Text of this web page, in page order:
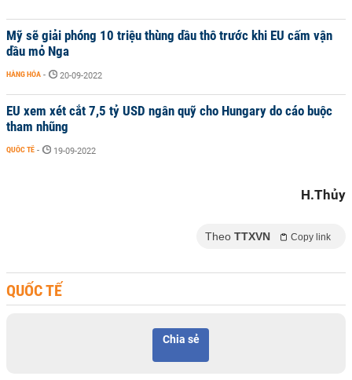
Mỹ sẽ giải phóng 10 triệu thùng dầu thô trước khi EU cấm vận
dầu mỏ Nga
HÀNG HÓA - 20-09-2022
EU xem xét cắt 7,5 tỷ USD ngân quỹ cho Hungary do cáo buộc
tham nhũng
QUỐC TẾ - 19-09-2022
H.Thủy
Theo TTXVN Copy link
QUỐC TẾ
Chia sẻ